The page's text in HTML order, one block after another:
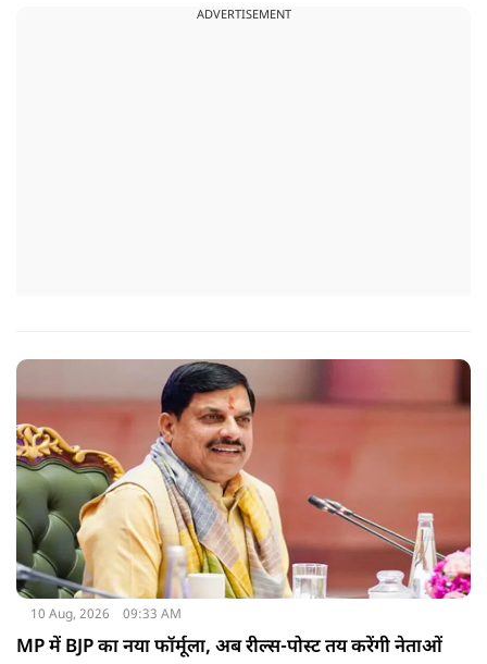
ADVERTISEMENT
10 Aug, 2026 09:33 AM
MP में BJP का नया फॉर्मूला, अब रील्स-पोस्ट तय करेंगी नेताओं